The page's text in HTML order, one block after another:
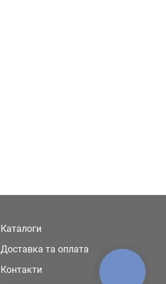
Каталоги
Доставка та оплата
Контакти